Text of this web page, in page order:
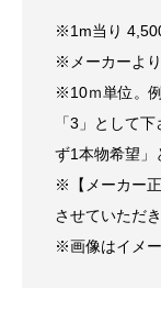
※1m当り
※メーカーよ
※10ｍ単位。
「3」として
ず1本物希望」
※【メーカー
させていただ
※画像はイメ